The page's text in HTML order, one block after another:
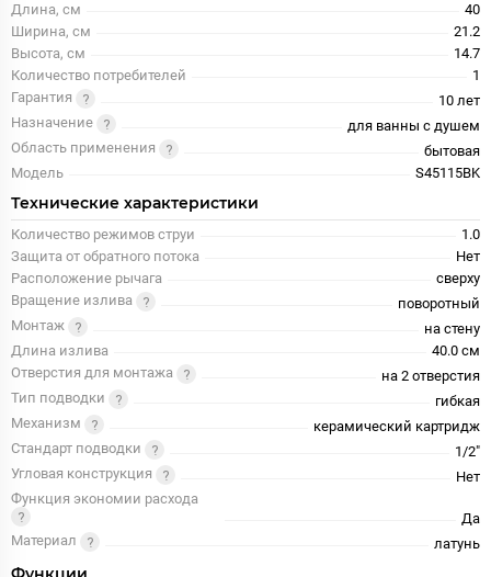
Длина, см
40
Ширина, см
21.2
Высота, см
14.7
Количество потребителей
1
Гарантия
10 лет
Назначение
для ванны с душем
Область применения
бытовая
Модель
S45115BK
Технические характеристики
Количество режимов струи
1.0
Защита от обратного потока
Нет
Расположение рычага
сверху
Вращение излива
поворотный
Монтаж
на стену
Длина излива
40.0 см
Отверстия для монтажа
на 2 отверстия
Тип подводки
гибкая
Механизм
керамический картридж
Стандарт подводки
1/2"
Угловая конструкция
Нет
Функция экономии расхода
Да
Материал
латунь